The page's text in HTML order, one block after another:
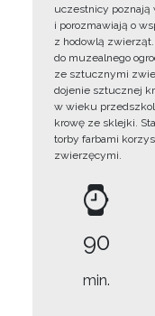
uczestnicy poznają
i porozmawiają o
z hodowlą
do muzealnego
ze sztucznymi
dojenie sztucznej
w wieku
krowę ze sklejki.
torby farbami
zwierzęcymi.
90
min.